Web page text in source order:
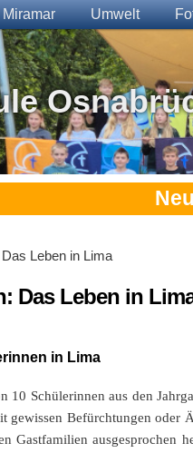
Miramar Umwelt
Leben in Lima
Das Leben in
in Lima
Schülerinnen aus den
gewissen Befürchtungen oder
Gastfamilien ausgesprochen